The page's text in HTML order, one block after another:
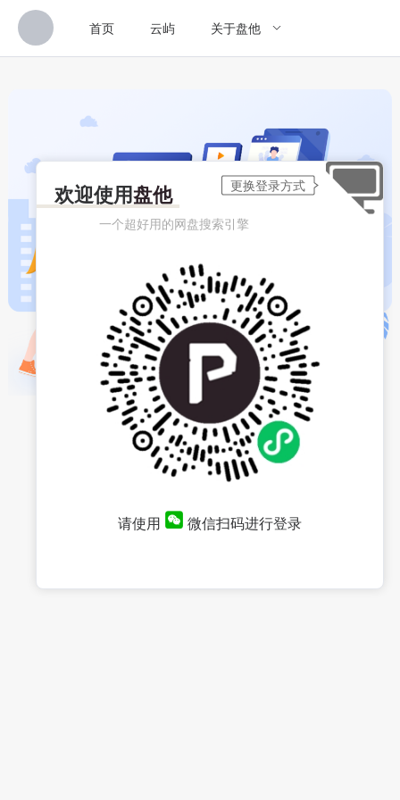
首页 云屿 关于盘他
欢迎使用盘他
一个超好用的网盘搜索引擎
请使用 微信扫码进行登录